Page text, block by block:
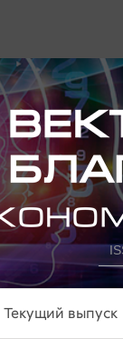
Текущий выпуск